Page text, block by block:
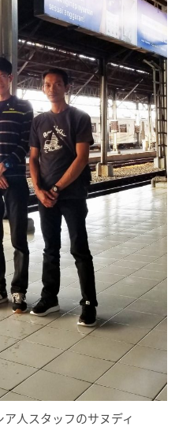
人スタッフのサヌディ